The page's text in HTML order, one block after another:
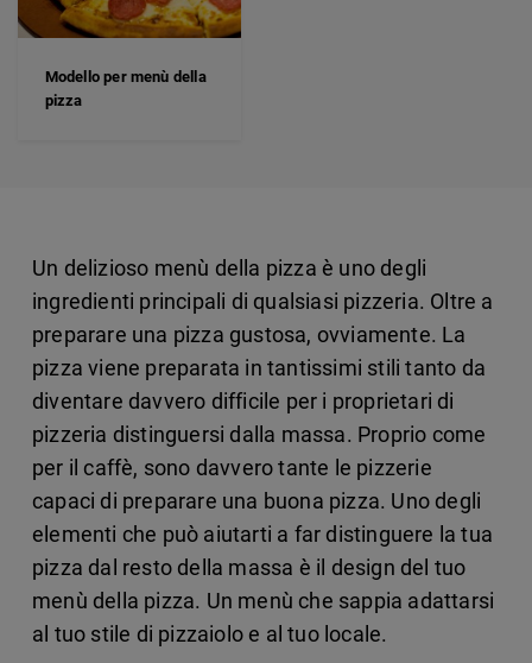
Modello per menù della
pizza
Un delizioso menù della pizza è uno degli
ingredienti principali di qualsiasi pizzeria. Oltre a
preparare una pizza gustosa, ovviamente. La
pizza viene preparata in tantissimi stili tanto da
diventare davvero difficile per i proprietari di
pizzeria distinguersi dalla massa. Proprio come
per il caffè, sono davvero tante le pizzerie
capaci di preparare una buona pizza. Uno degli
elementi che può aiutarti a far distinguere la tua
pizza dal resto della massa è il design del tuo
menù della pizza. Un menù che sappia adattarsi
al tuo stile di pizzaiolo e al tuo locale.